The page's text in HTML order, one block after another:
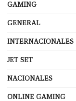
GAMING
GENERAL
INTERNACIONALES
JET SET
NACIONALES
ONLINE GAMING